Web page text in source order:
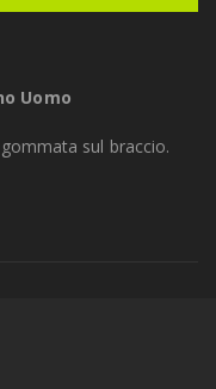
Uomo
sul braccio.